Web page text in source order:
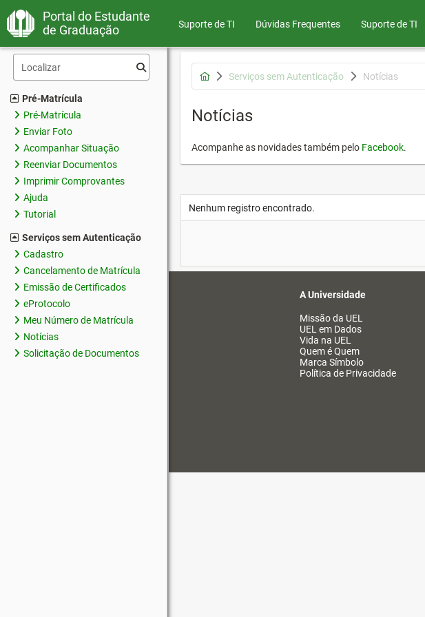
Portal do Estudante
de Graduação
Suporte de TI Dúvidas Frequentes Suporte de TI
Pré-Matrícula
Pré-Matrícula
Enviar Foto
Acompanhar Situação
Reenviar Documentos
Imprimir Comprovantes
Ajuda
Tutorial
Serviços sem Autenticação
Cadastro
Cancelamento de Matrícula
Emissão de Certificados
eProtocolo
Meu Número de Matrícula
Notícias
Solicitação de Documentos
Serviços sem Autenticação Notícias
Notícias
Acompanhe as novidades também pelo Facebook.
Nenhum registro encontrado.
A Universidade
Missão da UEL
UEL em Dados
Vida na UEL
Quem é Quem
Marca Símbolo
Política de Privacidade